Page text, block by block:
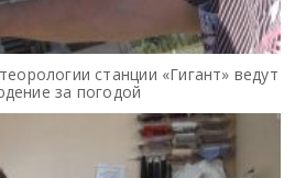
станции «Гигант» ведут
за погодой